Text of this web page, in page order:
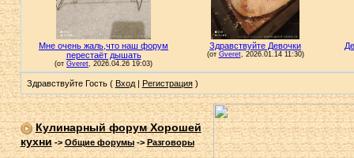
Здравствуйте Гость ( Вход| Регистрация)
Кулинарный форум Хорошей
кухни->Общие форумы-> Разговоры